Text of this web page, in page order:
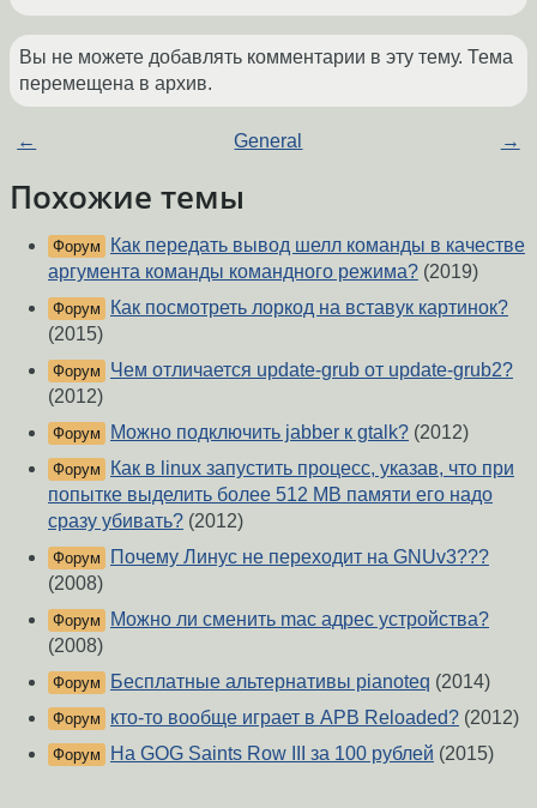
Вы не можете добавлять комментарии в эту тему. Тема
перемещена в архив.
← General →
Похожие темы
Форум
Как передать вывод шелл команды в качестве
аргумента команды командного режима? (2019)
Форум
Как посмотреть лоркод на вставук картинок?
(2015)
Форум
Чем отличается update-grub от update-grub2?
(2012)
Форум Можно подключить jabber к gtalk? (2012)
Форум
Как в linux запустить процесс, указав, что при
попытке выделить более 512 MB памяти его надо
сразу убивать? (2012)
Форум
Почему Линус не переходит на GNUv3???
(2008)
Форум
Можно ли сменить mac адрес устройства?
(2008)
Форум Бесплатные альтернативы pianoteq (2014)
Форум кто-то вообще играет в APB Reloaded? (2012)
Форум На GOG Saints Row III за 100 рублей (2015)